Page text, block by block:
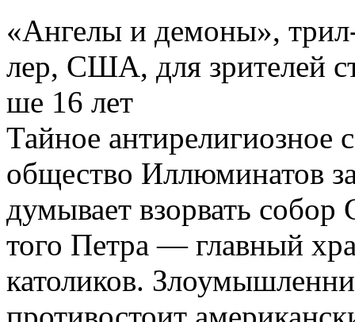
«Ангелы и демоны»,
лер, США, для зрителей
ше 16 лет
Тайное антирелигиозное
общество Иллюминатов
думывает взорвать собор
того Петра — главный
католиков.